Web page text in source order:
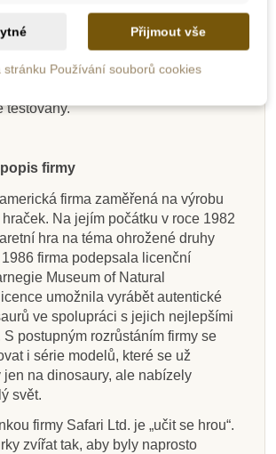
na vrchu balení se točí a tím si
ještě více přiláká pozornost dítka.
je firmou ekologickou, které záleží
našich dětí a planety. Také proto
testovány.
firmy
firma zaměřená na výrobu
Na jejím počátku v roce 1982
hra na téma ohrožené druhy
firma podepsala licenční
Museum of Natural
umožnila vyrábět autentické
ve spolupráci s jejich nejlepšími
S postupným rozrůstáním firmy se
i série modelů, které se už
jen na dinosaury, ale nabízely
svět.
firmy Safari Ltd. je „učit se hrou“.
zvířat tak, aby byly naprosto
Přijmout vše
stránku Používání souborů cookies